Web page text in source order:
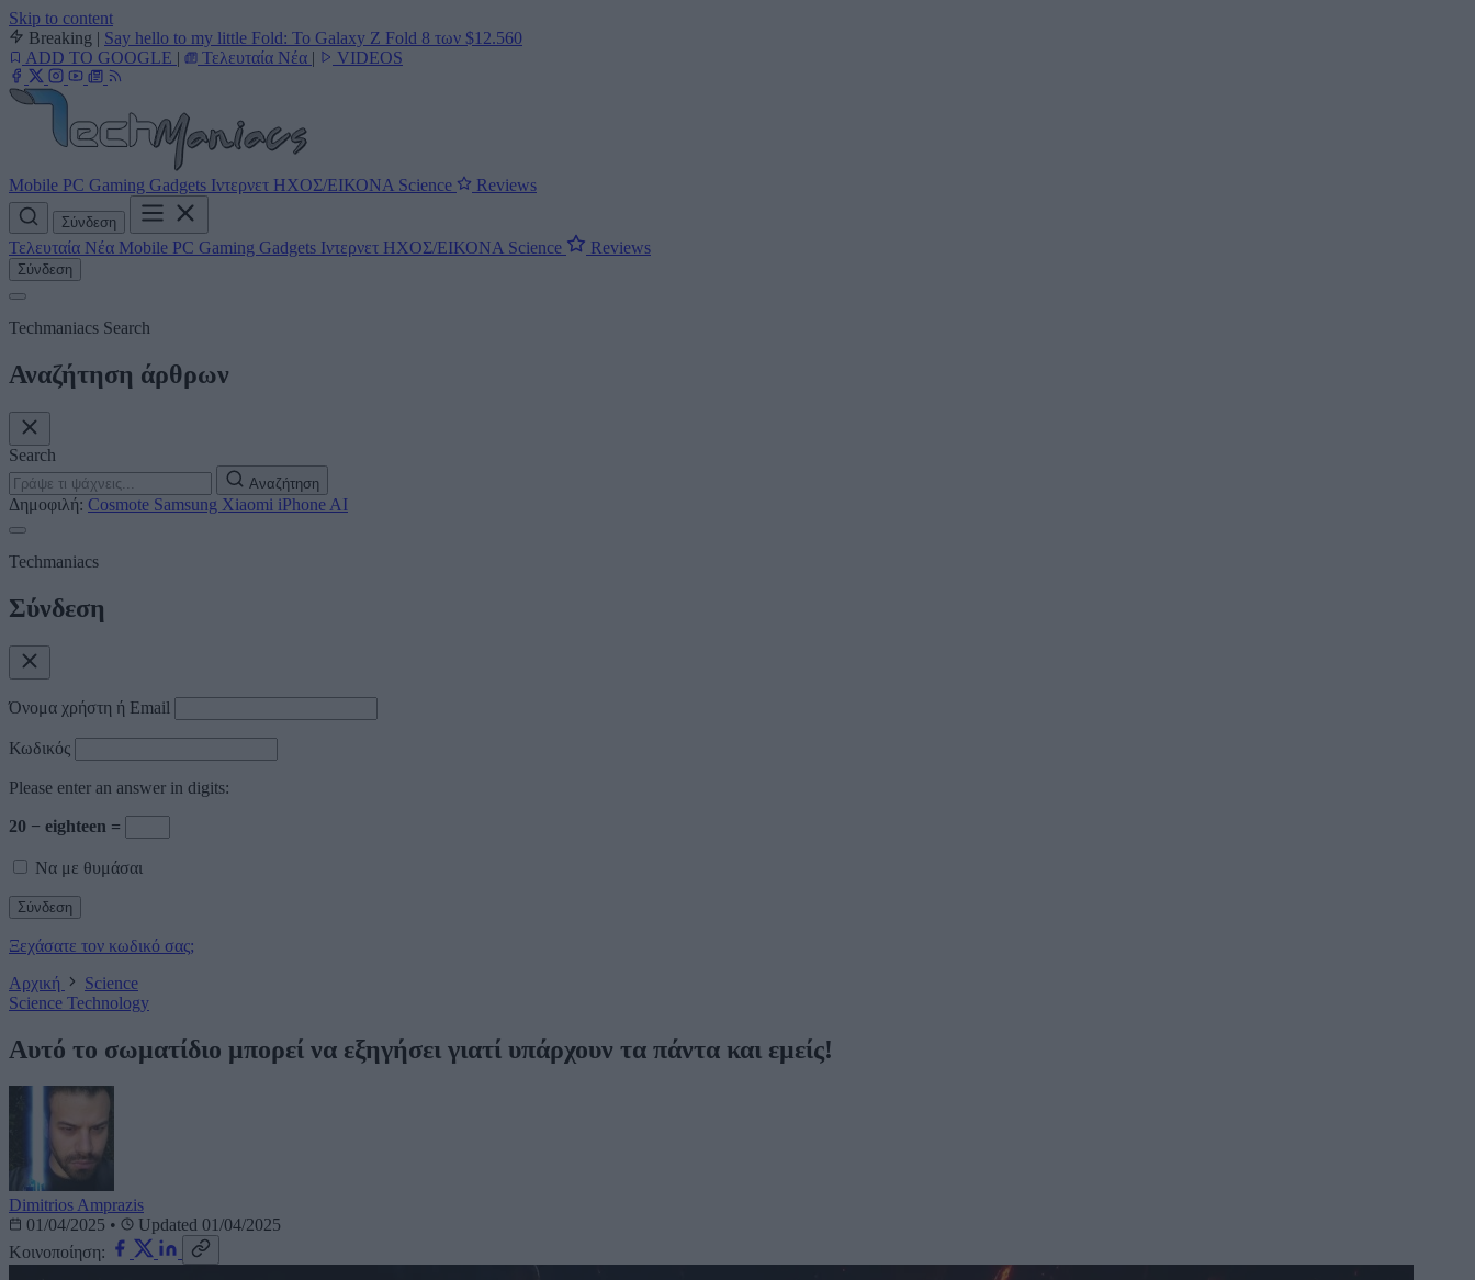
Skip to content
Breaking | Say hello to my little Fold: Το Galaxy Z Fold 8 των $12.560
ADD TO GOOGLE | Τελευταία Νέα | VIDEOS
Mobile PC Gaming Gadgets Ιντερνετ ΗΧΟΣ/ΕΙΚΟΝΑ Science Reviews
Σύνδεση
Τελευταία Νέα Mobile PC Gaming Gadgets Ιντερνετ ΗΧΟΣ/ΕΙΚΟΝΑ Science Reviews
Σύνδεση
Techmaniacs Search
Αναζήτηση άρθρων
Search
Αναζήτηση
Δημοφιλή: Cosmote Samsung Xiaomi iPhone AI
Techmaniacs
Σύνδεση
Όνομα χρήστη ή Email
Κωδικός
Please enter an answer in digits:
20 − eighteen =
Να με θυμάσαι
Ξεχάσατε τον κωδικό σας;
Αρχική
Science
Science Technology
Αυτό το σωματίδιο μπορεί να εξηγήσει γιατί υπάρχουν τα πάντα και εμείς!
Dimitrios Amprazis
01/04/2025 •
Updated 01/04/2025
Κοινοποίηση: